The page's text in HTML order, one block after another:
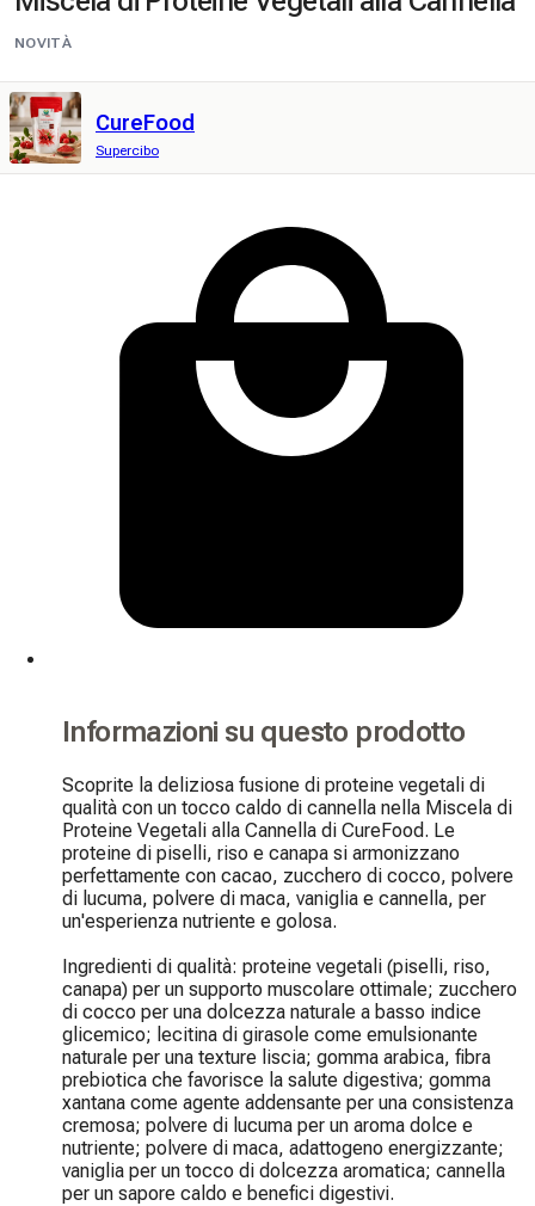
NOVITÀ
CureFood
Supercibo
Informazioni su questo prodotto
Scoprite la deliziosa fusione di proteine vegetali di
qualità con un tocco caldo di cannella nella Miscela di
Proteine Vegetali alla Cannella di CureFood. Le
proteine di piselli, riso e canapa si armonizzano
perfettamente con cacao, zucchero di cocco, polvere
di lucuma, polvere di maca, vaniglia e cannella, per
un'esperienza nutriente e golosa.
Ingredienti di qualità: proteine vegetali (piselli, riso,
canapa) per un supporto muscolare ottimale; zucchero
di cocco per una dolcezza naturale a basso indice
glicemico; lecitina di girasole come emulsionante
naturale per una texture liscia; gomma arabica, fibra
prebiotica che favorisce la salute digestiva; gomma
xantana come agente addensante per una consistenza
cremosa; polvere di lucuma per un aroma dolce e
nutriente; polvere di maca, adattogeno energizzante;
vaniglia per un tocco di dolcezza aromatica; cannella
per un sapore caldo e benefici digestivi.